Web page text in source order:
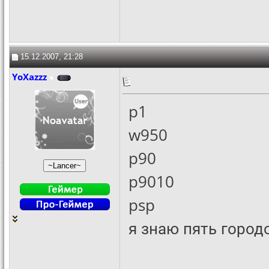
15.12.2007, 21:28
YoXazzz
p1
w950
p90
p9010
psp
я знаю пять